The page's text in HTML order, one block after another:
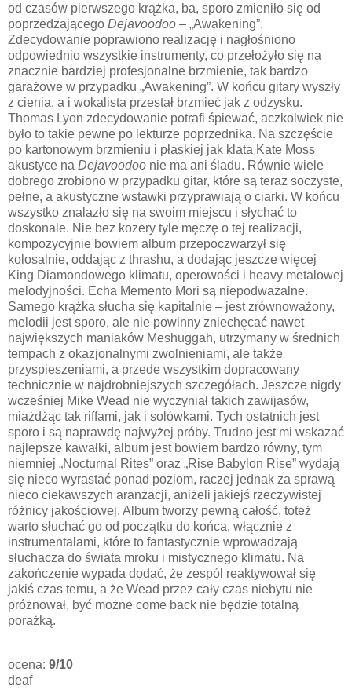
od czasów pierwszego krążka, ba, sporo zmieniło się od
poprzedzającego Dejavoodoo – „Awakening”.
Zdecydowanie poprawiono realizację i nagłośniono
odpowiednio wszystkie instrumenty, co przełożyło się na
znacznie bardziej profesjonalne brzmienie, tak bardzo
garażowe w przypadku „Awakening”. W końcu gitary wyszły
z cienia, a i wokalista przestał brzmieć jak z odzysku.
Thomas Lyon zdecydowanie potrafi śpiewać, aczkolwiek nie
było to takie pewne po lekturze poprzednika. Na szczęście
po kartonowym brzmieniu i płaskiej jak klata Kate Moss
akustyce na Dejavoodoo nie ma ani śladu. Równie wiele
dobrego zrobiono w przypadku gitar, które są teraz soczyste,
pełne, a akustyczne wstawki przyprawiają o ciarki. W końcu
wszystko znalazło się na swoim miejscu i słychać to
doskonale. Nie bez kozery tyle męczę o tej realizacji,
kompozycyjnie bowiem album przepoczwarzył się
kolosalnie, oddając z thrashu, a dodając jeszcze więcej
King Diamondowego klimatu, operowości i heavy metalowej
melodyjności. Echa Memento Mori są niepodważalne.
Samego krążka słucha się kapitalnie – jest zrównoważony,
melodii jest sporo, ale nie powinny zniechęcać nawet
największych maniaków Meshuggah, utrzymany w średnich
tempach z okazjonalnymi zwolnieniami, ale także
przyspieszeniami, a przede wszystkim dopracowany
technicznie w najdrobniejszych szczegółach. Jeszcze nigdy
wcześniej Mike Wead nie wyczyniał takich zawijasów,
miażdżąc tak riffami, jak i solówkami. Tych ostatnich jest
sporo i są naprawdę najwyżej próby. Trudno jest mi wskazać
najlepsze kawałki, album jest bowiem bardzo równy, tym
niemniej „Nocturnal Rites” oraz „Rise Babylon Rise” wydają
się nieco wyrastać ponad poziom, raczej jednak za sprawą
nieco ciekawszych aranżacji, aniżeli jakiejś rzeczywistej
różnicy jakościowej. Album tworzy pewną całość, toteż
warto słuchać go od początku do końca, włącznie z
instrumentalami, które to fantastycznie wprowadzają
słuchacza do świata mroku i mistycznego klimatu. Na
zakończenie wypada dodać, że zespól reaktywował się
jakiś czas temu, a że Wead przez cały czas niebytu nie
próżnował, być możne come back nie będzie totalną
porażką.
ocena: 9/10
deaf